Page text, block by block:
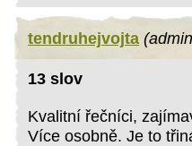
tendruhejvojta
13 slov
Kvalitní řečníci,
Více osobně. Je to